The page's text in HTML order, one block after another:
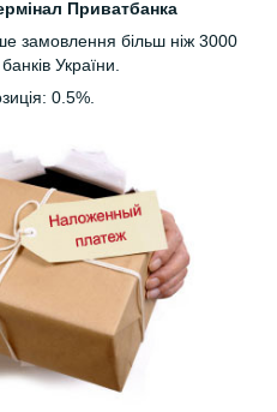
Приватбанка
замовлення більш ніж 3000
України.
0.5%.